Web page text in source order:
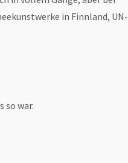
in Finnland, UN-
so war.